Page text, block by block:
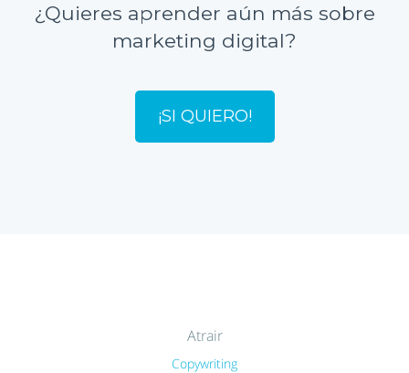
¿Quieres aprender aún más sobre
marketing digital?
¡SI QUIERO!
Atrair
Copywriting